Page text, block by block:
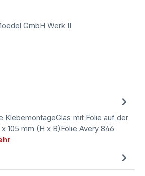
GmbH Werk II
KlebemontageGlas mit Folie auf der
105 mm (H x B)Folie Avery 846